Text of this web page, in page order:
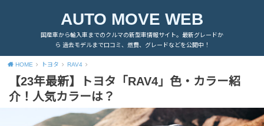
AUTO MOVE WEB
国産車から輸入車までのクルマの新型車情報サイト。最新グレードか
ら 過去モデルまで口コミ、燃費、グレードなどを公開中！
HOME トヨタ RAV4
【23年最新】トヨタ「RAV4」色・カラー紹
介！人気カラーは？